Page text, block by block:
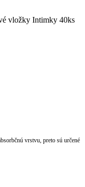
vrstvu, preto sú určené